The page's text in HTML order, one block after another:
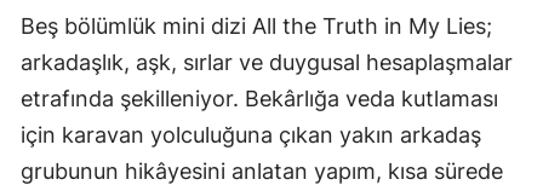
Beş bölümlük mini dizi All the Truth in My Lies;
arkadaşlık, aşk, sırlar ve duygusal hesaplaşmalar
etrafında şekilleniyor. Bekârlığa veda kutlaması
için karavan yolculuğuna çıkan yakın arkadaş
grubunun hikâyesini anlatan yapım, kısa sürede